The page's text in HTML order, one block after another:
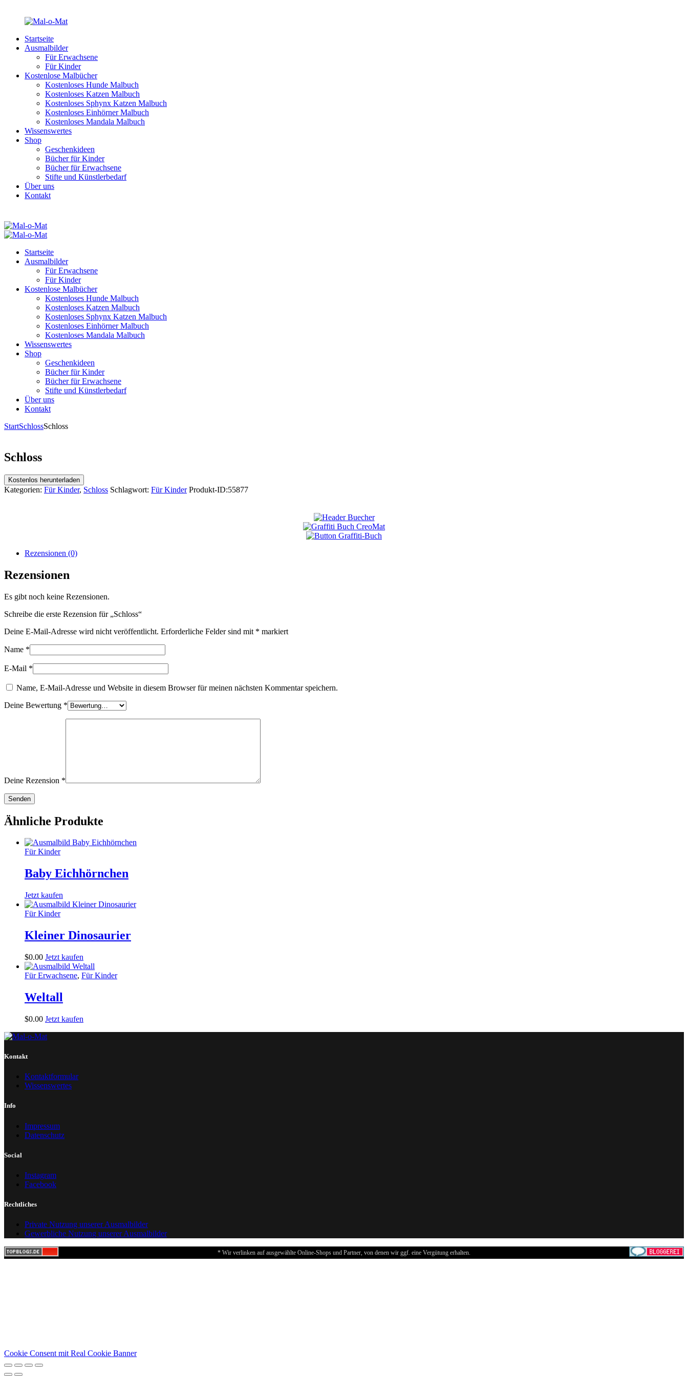
Startseite
Ausmalbilder
Für Erwachsene
Für Kinder
Kostenlose Malbücher
Kostenloses Hunde Malbuch
Kostenloses Katzen Malbuch
Kostenloses Sphynx Katzen Malbuch
Kostenloses Einhörner Malbuch
Kostenloses Mandala Malbuch
Wissenswertes
Shop
Geschenkideen
Bücher für Kinder
Bücher für Erwachsene
Stifte und Künstlerbedarf
Über uns
Kontakt
Startseite
Ausmalbilder
Für Erwachsene
Für Kinder
Kostenlose Malbücher
Kostenloses Hunde Malbuch
Kostenloses Katzen Malbuch
Kostenloses Sphynx Katzen Malbuch
Kostenloses Einhörner Malbuch
Kostenloses Mandala Malbuch
Wissenswertes
Shop
Geschenkideen
Bücher für Kinder
Bücher für Erwachsene
Stifte und Künstlerbedarf
Über uns
Kontakt
StartSchlossSchloss
Schloss
Kostenlos herunterladen
Kategorien: Für Kinder, Schloss Schlagwort: Für Kinder Produkt-ID:55877
Rezensionen (0)
Rezensionen
Es gibt noch keine Rezensionen.
Schreibe die erste Rezension für „Schloss“
Deine E-Mail-Adresse wird nicht veröffentlicht. Erforderliche Felder sind mit * markiert
Name *
E-Mail *
Name, E-Mail-Adresse und Website in diesem Browser für meinen nächsten Kommentar speichern.
Deine Bewertung *
Deine Rezension *
Ähnliche Produkte
Für Kinder
Baby Eichhörnchen
Jetzt kaufen
Für Kinder
Kleiner Dinosaurier
$0.00 Jetzt kaufen
Für Erwachsene, Für Kinder
Weltall
$0.00 Jetzt kaufen
Kontakt
Kontaktformular
Wissenswertes
Info
Impressum
Datenschutz
Social
Instagram
Facebook
Rechtliches
Private Nutzung unserer Ausmalbilder
Gewerbliche Nutzung unserer Ausmalbilder
* Wir verlinken auf ausgewählte Online-Shops und Partner, von denen wir ggf. eine Vergütung erhalten.
Cookie Consent mit Real Cookie Banner